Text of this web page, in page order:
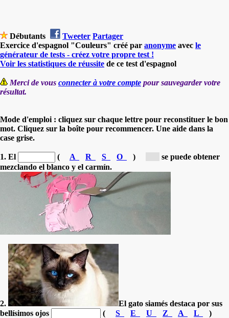
Débutants Tweeter Partager
Exercice d'espagnol "Couleurs" créé par anonyme avec le
générateur de tests - créez votre propre test !
Voir les statistiques de réussite de ce test d'espagnol
Merci de vous connecter à votre compte pour sauvegarder votre
résultat.
Mode d'emploi : cliquez sur chaque lettre pour reconstituer le bon
mot. Cliquez sur la boîte pour recommencer. Une aide dans la
case grise.
1. El ( A R S O )
se puede obtener
mezclando el blanco y el carmín.
2.
El gato siamés destaca por sus
bellísimos ojos
( S E U Z A L
)